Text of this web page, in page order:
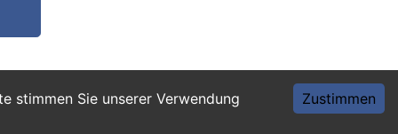
stimmen Sie unserer Verwendung
Zustimmen